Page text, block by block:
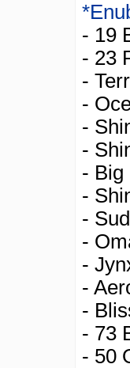
- 19
- 23
-
-
-
-
- Big
-
-
-
-
-
-
- 73
- 50